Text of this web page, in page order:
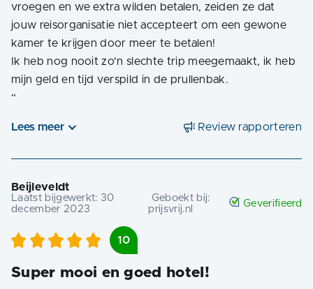
vroegen en we extra wilden betalen, zeiden ze dat
jouw reisorganisatie niet accepteert om een ​​gewone
kamer te krijgen door meer te betalen!
Ik heb nog nooit zo'n slechte trip meegemaakt, ik heb
“
Lees meer Review rapporteren
Beijleveldt
Laatst bijgewerkt: 30
december 2023
Geboekt bij:
prijsvrij.nl
Geverifieerd
10
Super mooi en goed hotel!